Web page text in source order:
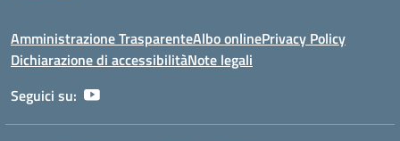
Amministrazione TrasparenteAlbo onlinePrivacy Policy
Dichiarazione di accessibilitàNote legali
Seguici su: